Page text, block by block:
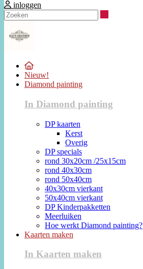
inloggen
Nieuw!
Diamond painting
In Diamond painting
DP kaarten
Kerst
Overig
DP specials
rond 30x20cm /25x15cm
rond 40x30cm
rond 50x40cm
40x30cm vierkant
50x40cm vierkant
DP Kinderpakketten
Meerluiken
Hoe werkt Diamond painting?
Kaarten maken
In Kaarten maken